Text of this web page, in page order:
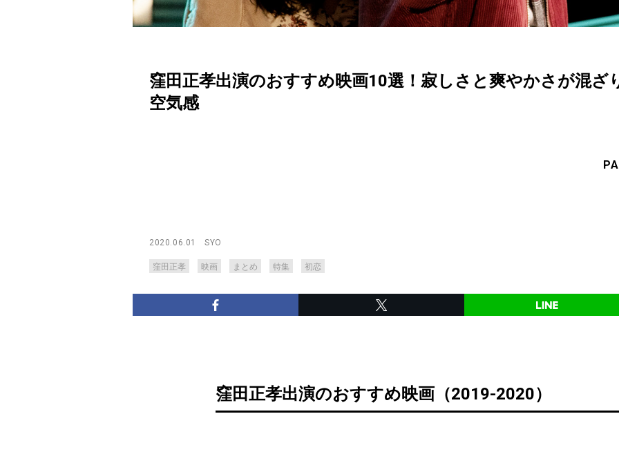
窪田正孝出演のおすすめ映画10選！寂しさと爽やかさが混ざ
空気感
2020.06.01 SYO
窪田正孝 映画 まとめ 特集 初恋
窪田正孝出演のおすすめ映画（2019-2020）